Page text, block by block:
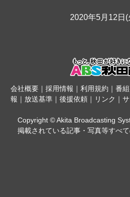
2020年5月12日(
会社概要｜ 採用情報 ｜ 利用規約 ｜ 番
報 ｜ 放送基準 ｜ 後援依頼 ｜ リンク ｜
Copyright © Akita Broadcasting
掲載されている記事・写真等すべ